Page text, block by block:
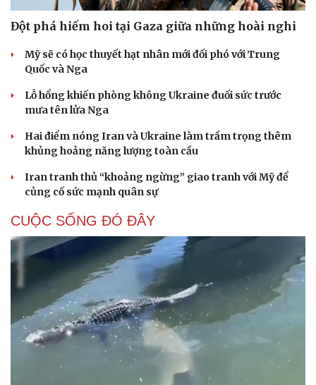
Đột phá hiếm hoi tại Gaza giữa những hoài nghi
Mỹ sẽ có học thuyết hạt nhân mới đối phó với Trung
Quốc và Nga
Lỗ hổng khiến phòng không Ukraine đuối sức trước
mưa tên lửa Nga
Hai điểm nóng Iran và Ukraine làm trầm trọng thêm
khủng hoảng năng lượng toàn cầu
Iran tranh thủ “khoảng ngừng” giao tranh với Mỹ để
củng cố sức mạnh quân sự
CUỘC SỐNG ĐÓ ĐÂY